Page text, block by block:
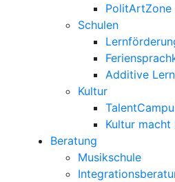
PolitArtZone
Schulen
Additive
Kultur
Kultur macht
Beratung
Musikschule